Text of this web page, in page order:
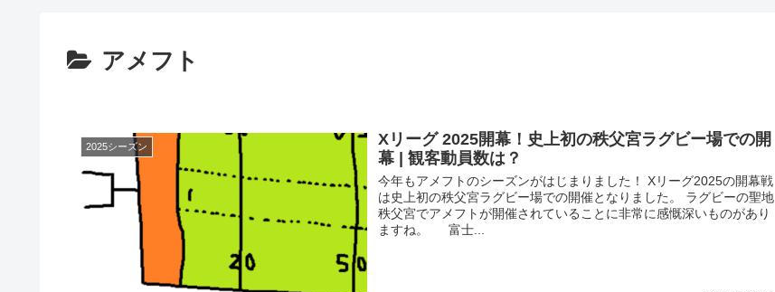
アメフト
2025シーズン
Xリーグ 2025開幕！史上初の秩父宮ラグビー場での開
幕 | 観客動員数は？
今年もアメフトのシーズンがはじまりました！ Xリーグ2025の開幕戦
は史上初の秩父宮ラグビー場での開催となりました。 ラグビーの聖地
秩父宮でアメフトが開催されていることに非常に感慨深いものがあり
ますね。 富士...